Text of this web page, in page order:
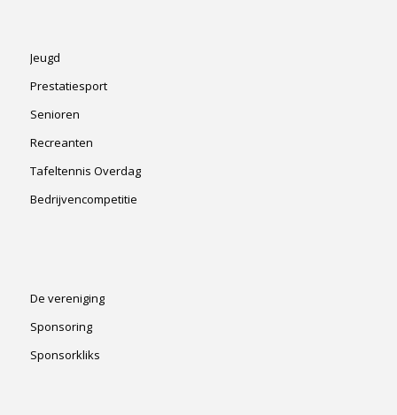
Jeugd
Prestatiesport
Senioren
Recreanten
Tafeltennis Overdag
Bedrijvencompetitie
De vereniging
Sponsoring
Sponsorkliks